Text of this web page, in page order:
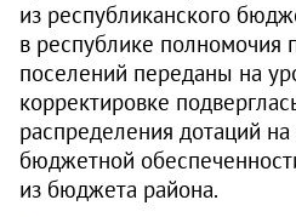
из республиканского
в республике полномочия
поселений переданы на
корректировке
распределения дотаций
бюджетной
из бюджета района.